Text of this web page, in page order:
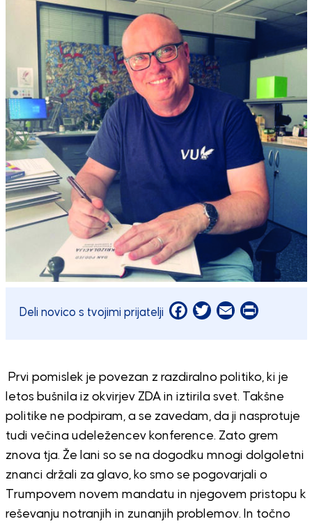
Deli novico s tvojimi prijatelji Facebook
Twitter
EmailPrint
Prvi pomislek je povezan z razdiralno politiko, ki je
letos bušnila iz okvirjev ZDA in iztirila svet. Takšne
politike ne podpiram, a se zavedam, da ji nasprotuje
tudi večina udeležencev konference. Zato grem
znova tja. Že lani so se na dogodku mnogi dolgoletni
znanci držali za glavo, ko smo se pogovarjali o
Trumpovem novem mandatu in njegovem pristopu k
reševanju notranjih in zunanjih problemov. In točno